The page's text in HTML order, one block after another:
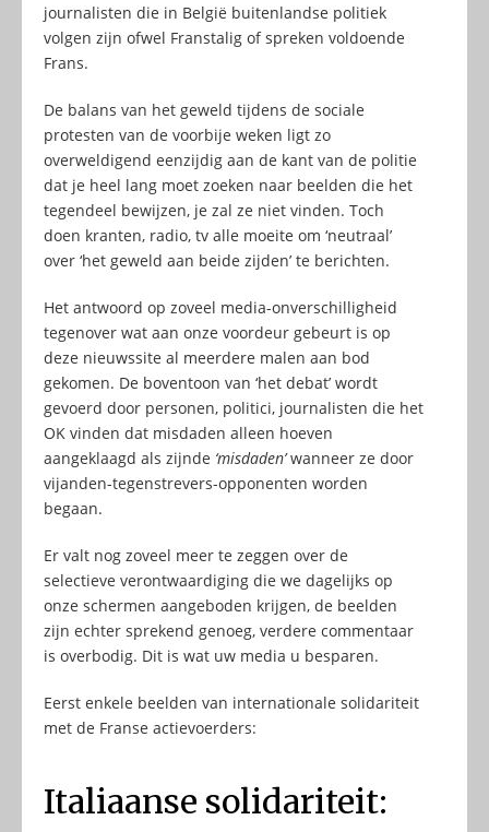
journalisten die in België buitenlandse politiek
volgen zijn ofwel Franstalig of spreken voldoende
Frans.
De balans van het geweld tijdens de sociale
protesten van de voorbije weken ligt zo
overweldigend eenzijdig aan de kant van de politie
dat je heel lang moet zoeken naar beelden die het
tegendeel bewijzen, je zal ze niet vinden. Toch
doen kranten, radio, tv alle moeite om ‘neutraal’
over ‘het geweld aan beide zijden’ te berichten.
Het antwoord op zoveel media-onverschilligheid
tegenover wat aan onze voordeur gebeurt is op
deze nieuwssite al meerdere malen aan bod
gekomen. De boventoon van ‘het debat’ wordt
gevoerd door personen, politici, journalisten die het
OK vinden dat misdaden alleen hoeven
aangeklaagd als zijnde ‘misdaden’wanneer ze door
vijanden-tegenstrevers-opponenten worden
begaan.
Er valt nog zoveel meer te zeggen over de
selectieve verontwaardiging die we dagelijks op
onze schermen aangeboden krijgen, de beelden
zijn echter sprekend genoeg, verdere commentaar
is overbodig. Dit is wat uw media u besparen.
Eerst enkele beelden van internationale solidariteit
met de Franse actievoerders:
Italiaanse solidariteit: